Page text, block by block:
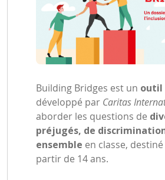
Building Bridges est un outil
développé par Caritas
aborder les questions de
préjugés, de
ensemble en classe,
partir de 14 ans.